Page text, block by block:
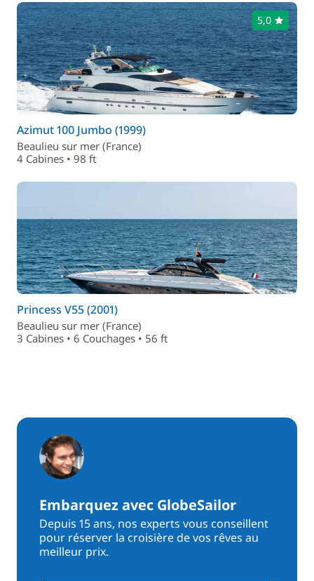
5,0
Azimut 100 Jumbo (1999)
Beaulieu sur mer (France)
4 Cabines • 98 ft
Princess V55 (2001)
Beaulieu sur mer (France)
3 Cabines • 6 Couchages • 56 ft
Embarquez avec GlobeSailor
Depuis 15 ans, nos experts vous conseillent
pour réserver la croisière de vos rêves au
meilleur prix.